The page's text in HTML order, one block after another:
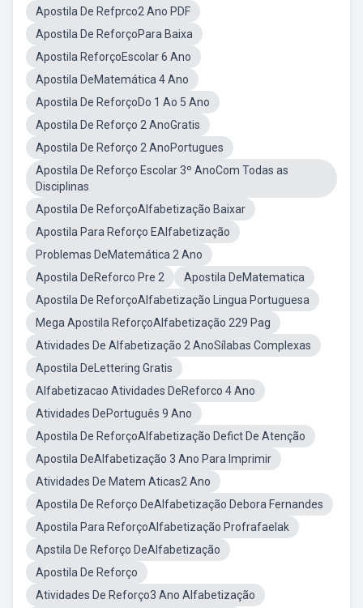
Apostila De Refprco2 Ano PDF
Apostila De ReforçoPara Baixa
Apostila ReforçoEscolar 6 Ano
Apostila DeMatemática 4 Ano
Apostila De ReforçoDo 1 Ao 5 Ano
Apostila De Reforço 2 AnoGratis
Apostila De Reforço 2 AnoPortugues
Apostila De Reforço Escolar 3º AnoCom Todas as
Disciplinas
Apostila De ReforçoAlfabetização Baixar
Apostila Para Reforço EAlfabetização
Problemas DeMatemática 2 Ano
Apostila DeReforco Pre 2
Apostila DeMatematica
Apostila De ReforçoAlfabetização Lingua Portuguesa
Mega Apostila ReforçoAlfabetização 229 Pag
Atividades De Alfabetização 2 AnoSílabas Complexas
Apostila DeLettering Gratis
Alfabetizacao Atividades DeReforco 4 Ano
Atividades DePortuguês 9 Ano
Apostila De ReforçoAlfabetização Defict De Atenção
Apostila DeAlfabetização 3 Ano Para Imprimir
Atividades De Matem Aticas2 Ano
Apostila De Reforço DeAlfabetização Debora Fernandes
Apostila Para ReforçoAlfabetização Profrafaelak
Apstila De Reforço DeAlfabetização
Apostila De Reforço
Atividades De Reforço3 Ano Alfabetização